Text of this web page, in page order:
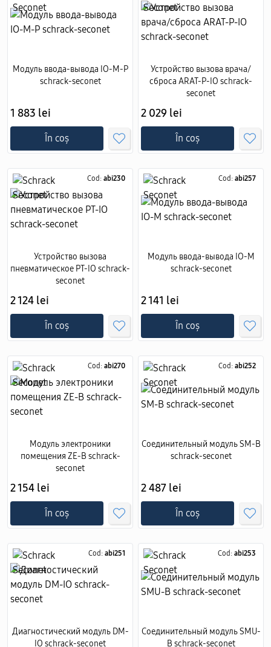
Модуль ввода-вывода IO-M-P
schrack-seconet
1 883 lei
În coș
Устройство вызова врача/
сброса ARAT-P-IO schrack-
seconet
2 029 lei
În coș
Cod: abi230
Устройство вызова
пневматическое PT-IO schrack-
seconet
2 124 lei
În coș
Cod: abi257
Модуль ввода-вывода IO-M
schrack-seconet
2 141 lei
În coș
Cod: abi270
Модуль электроники
помещения ZE-B schrack-
seconet
2 154 lei
În coș
Cod: abi252
Соединительный модуль SM-B
schrack-seconet
2 487 lei
În coș
Cod: abi251
Диагностический модуль DM-
IO schrack-seconet
Cod: abi253
Соединительный модуль SMU-
B schrack-seconet